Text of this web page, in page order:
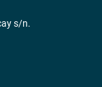
s/n.